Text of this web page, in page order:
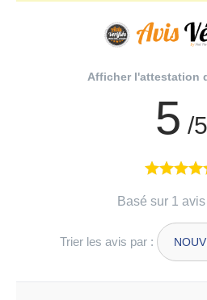
Afficher l'attestation
5 /5
Basé sur 1
Trier les avis par :